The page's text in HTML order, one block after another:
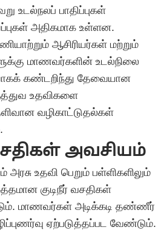
உடல்நலப் பாதிப்புகள்
அதிகமாக உள்ளன.
ஆசிரியர்கள் மற்றும்
மாணவர்களின் உடல்நிலை
கண்டறிந்து தேவையான
உதவிகளை
வழிகாட்டுதல்கள்
அவசியம்
உதவி பெறும் பள்ளிகளிலும்
குடிநீர் வசதிகள்
மாணவர்கள் அடிக்கடி தண்ணீர்
ஏற்படுத்தப்பட வேண்டும்.